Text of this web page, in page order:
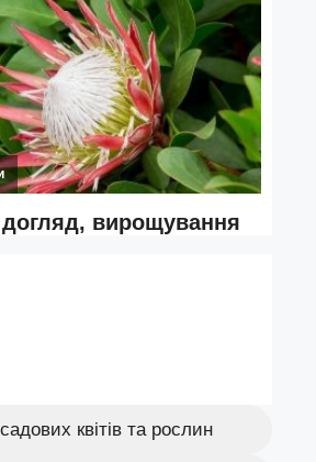
квітів та рослин